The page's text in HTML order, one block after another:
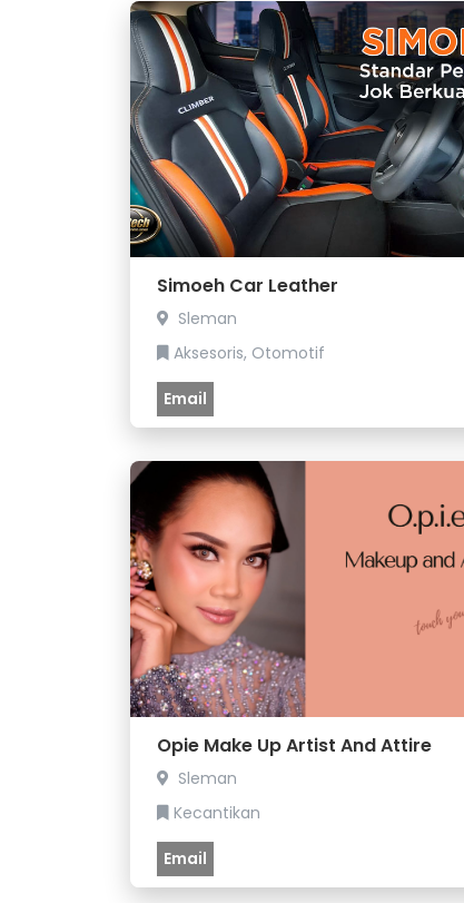
Simoeh Car Leather
Sleman
Aksesoris, Otomotif
Email
Opie Make Up Artist And Attire
Sleman
Kecantikan
Email